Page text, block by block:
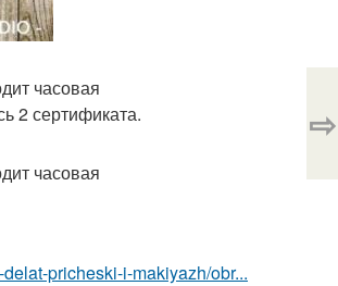
часовая
2 сертификата.
часовая
pricheski-i-makiyazh/obr...
⇨